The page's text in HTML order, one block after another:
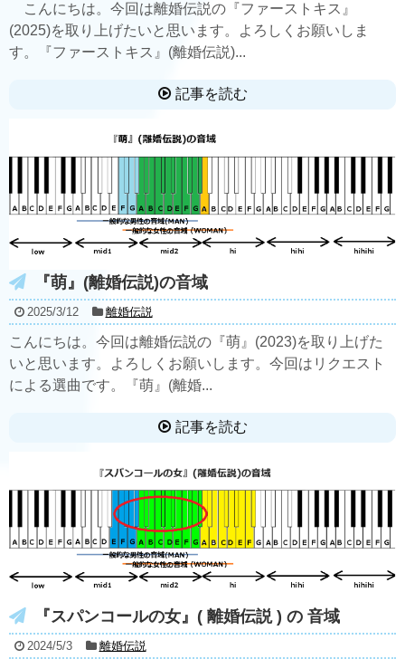
こんにちは。今回は離婚伝説の『ファーストキス』
(2025)を取り上げたいと思います。よろしくお願いしま
す。『ファーストキス』(離婚伝説)...
記事を読む
『萌』(離婚伝説)の音域
2025/3/12 離婚伝説
こんにちは。今回は離婚伝説の『萌』(2023)を取り上げた
いと思います。よろしくお願いします。今回はリクエスト
による選曲です。『萌』(離婚...
記事を読む
『スパンコールの女』( 離婚伝説 ) の 音域
2024/5/3 離婚伝説